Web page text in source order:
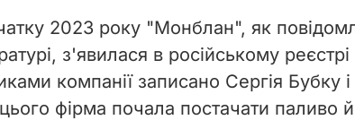
o
2023 року "Монблан", як
з'явилася в російському
компанії записано Сергія Бубку
фірма почала постачати паливо